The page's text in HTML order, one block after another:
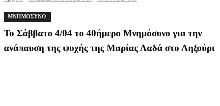
ΜΝΗΜΟΣΥΝΟ
Το Σάββατο 4/04 το 40ήμερο Μνημόσυνο για την
ανάπαυση της ψυχής της Μαρίας Λαδά στο Ληξούρι